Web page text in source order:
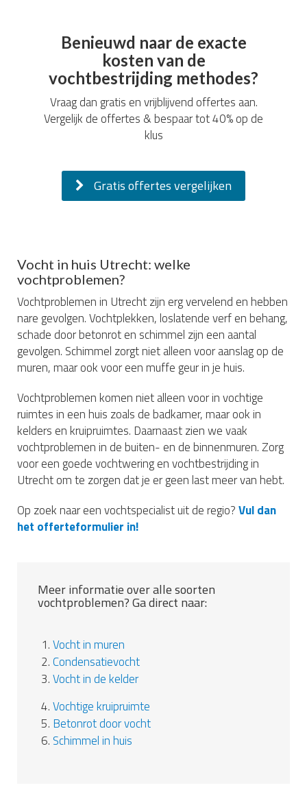
Benieuwd naar de exacte
kosten van de
vochtbestrijding methodes?
Vraag dan gratis en vrijblijvend offertes aan.
Vergelijk de offertes & bespaar tot 40% op de
klus
Gratis offertes vergelijken
Vocht in huis Utrecht: welke
vochtproblemen?
Vochtproblemen in Utrecht zijn erg vervelend en hebben
nare gevolgen. Vochtplekken, loslatende verf en behang,
schade door betonrot en schimmel zijn een aantal
gevolgen. Schimmel zorgt niet alleen voor aanslag op de
muren, maar ook voor een muffe geur in je huis.
Vochtproblemen komen niet alleen voor in vochtige
ruimtes in een huis zoals de badkamer, maar ook in
kelders en kruipruimtes. Daarnaast zien we vaak
vochtproblemen in de buiten- en de binnenmuren. Zorg
voor een goede vochtwering en vochtbestrijding in
Utrecht om te zorgen dat je er geen last meer van hebt.
Op zoek naar een vochtspecialist uit de regio?Vul dan
het offerteformulier in!
Meer informatie over alle soorten
vochtproblemen? Ga direct naar:
1.Vocht in muren
2.Condensatievocht
3.Vocht in de kelder
4.Vochtige kruipruimte
5. Betonrot door vocht
6. Schimmel in huis